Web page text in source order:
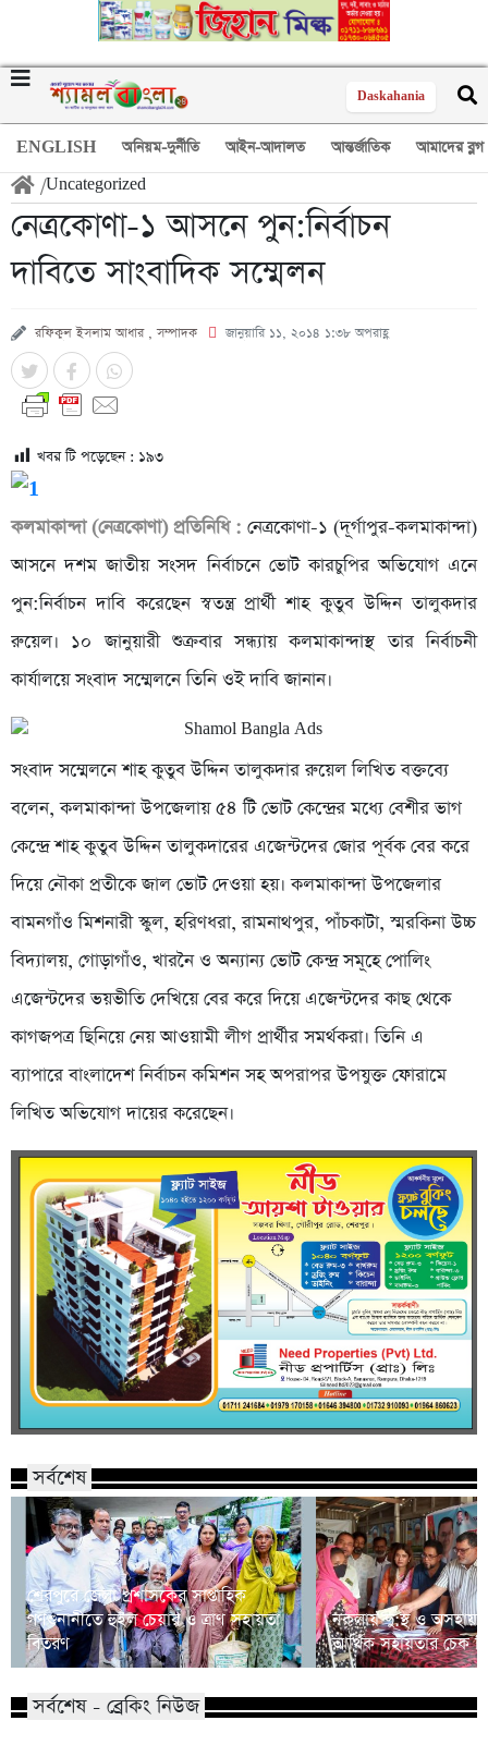
Daskahania
ENGLISH অনিয়ম-দুর্নীতি আইন-আদালত আন্তর্জাতিক আমাদের ব্লগ
/Uncategorized
নেত্রকোণা-১ আসনে পুন:নির্বাচন
দাবিতে সাংবাদিক সম্মেলন
রফিকুল ইসলাম আধার , সম্পাদক জানুয়ারি ১১, ২০১৪ ১:৩৮ অপরাহ্ণ
খবর টি পড়েছেন : ১৯৩
কলমাকান্দা (নেত্রকোণা) প্রতিনিধি : নেত্রকোণা-১ (দূর্গাপুর-কলমাকান্দা)
আসনে দশম জাতীয় সংসদ নির্বাচনে ভোট কারচুপির অভিযোগ এনে
পুন:নির্বাচন দাবি করেছেন স্বতন্ত্র প্রার্থী শাহ কুতুব উদ্দিন তালুকদার
রুয়েল। ১০ জানুয়ারী শুক্রবার সন্ধ্যায় কলমাকান্দাস্থ তার নির্বাচনী
কার্যালয়ে সংবাদ সম্মেলনে তিনি ওই দাবি জানান।
সংবাদ সম্মেলনে শাহ কুতুব উদ্দিন তালুকদার রুয়েল লিখিত বক্তব্যে
বলেন, কলমাকান্দা উপজেলায় ৫৪ টি ভোট কেন্দ্রের মধ্যে বেশীর ভাগ
কেন্দ্রে শাহ কুতুব উদ্দিন তালুকদারের এজেন্টদের জোর পূর্বক বের করে
দিয়ে নৌকা প্রতীকে জাল ভোট দেওয়া হয়। কলমাকান্দা উপজেলার
বামনগাঁও মিশনারী স্কুল, হরিণধরা, রামনাথপুর, পাঁচকাটা, স্মরকিনা উচ্চ
বিদ্যালয়, গোড়াগাঁও, খারনৈ ও অন্যান্য ভোট কেন্দ্র সমূহে পোলিং
এজেন্টদের ভয়ভীতি দেখিয়ে বের করে দিয়ে এজেন্টদের কাছ থেকে
কাগজপত্র ছিনিয়ে নেয় আওয়ামী লীগ প্রার্থীর সমর্থকরা। তিনি এ
ব্যাপারে বাংলাদেশ নির্বাচন কমিশন সহ অপরাপর উপযুক্ত ফোরামে
লিখিত অভিযোগ দায়ের করেছেন।
সর্বশেষ
শেরপুরে জেলা প্রশাসকের সাপ্তাহিক
গণশুনানীতে হুইল চেয়ার ও ত্রাণ সহায়তা
বিতরণ
নকলায় দু:স্থ ও অসহায়
আর্থিক সহায়তার চেক
সর্বশেষ - ব্রেকিং নিউজ